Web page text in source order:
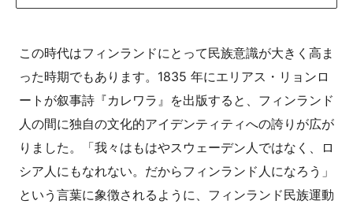
この時代はフィンランドにとって民族意識が大きく高ま
った時期でもあります。1835 年にエリアス・リョンロ
ートが叙事詩『カレワラ』を出版すると、フィンランド
人の間に独自の文化的アイデンティティへの誇りが広が
りました。「我々はもはやスウェーデン人ではなく、ロ
シア人にもなれない。だからフィンランド人になろう」
という言葉に象徴されるように、フィンランド民族運動